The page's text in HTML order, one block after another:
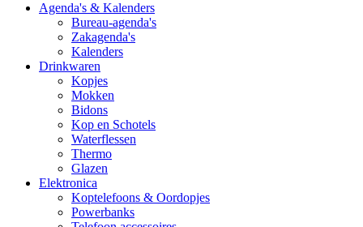
Agenda's & Kalenders
Bureau-agenda's
Zakagenda's
Kalenders
Drinkwaren
Kopjes
Mokken
Bidons
Kop en Schotels
Waterflessen
Thermo
Glazen
Elektronica
Koptelefoons & Oordopjes
Powerbanks